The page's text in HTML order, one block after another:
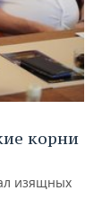
корни
изящных